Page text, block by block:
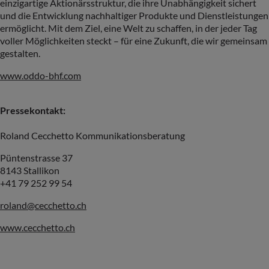
einzigartige Aktionärsstruktur, die ihre Unabhängigkeit sichert
und die Entwicklung nachhaltiger Produkte und Dienstleistungen
ermöglicht. Mit dem Ziel, eine Welt zu schaffen, in der jeder Tag
voller Möglichkeiten steckt – für eine Zukunft, die wir gemeinsam
gestalten.
www.oddo-bhf.com
Pressekontakt:
Roland Cecchetto Kommunikationsberatung
Püntenstrasse 37
8143 Stallikon
+41 79 252 99 54
roland@cecchetto.ch
www.cecchetto.ch